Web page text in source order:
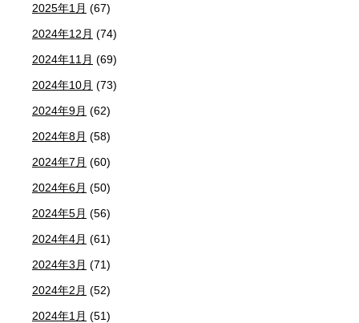
2025年1月 (67)
2024年12月 (74)
2024年11月 (69)
2024年10月 (73)
2024年9月 (62)
2024年8月 (58)
2024年7月 (60)
2024年6月 (50)
2024年5月 (56)
2024年4月 (61)
2024年3月 (71)
2024年2月 (52)
2024年1月 (51)